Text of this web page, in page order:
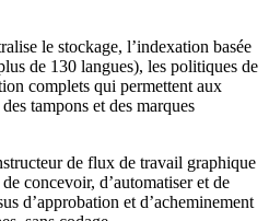
le stockage, l’indexation basée
de 130 langues), les politiques de
complets qui permettent aux
tampons et des marques
de flux de travail graphique
concevoir, d’automatiser et de
d’approbation et d’acheminement